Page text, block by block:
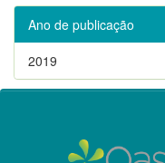
Ano de publicação
2019